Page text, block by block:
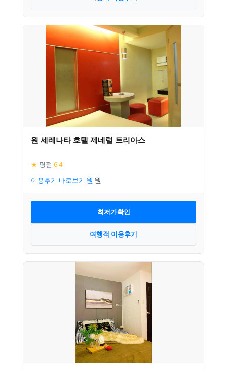
원 세레나타 호텔 제네럴 트리아스
★ 평점 6.4
이용후기 바로보기
최저가확인
여행객 이용후기